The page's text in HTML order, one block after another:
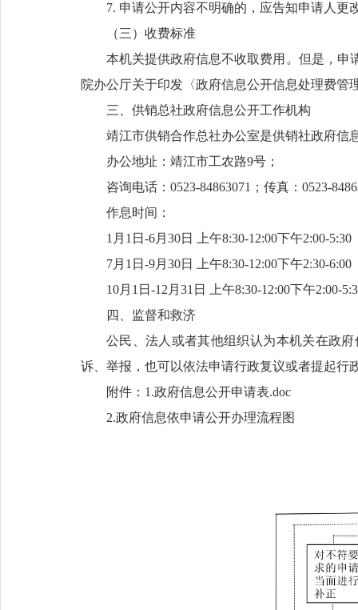
7. 申请公开内容不明确的，应告知申请人更
（三）收费标准
本机关提供政府信息不收取费用。但是，申
院办公厅关于印发〈政府信息公开信息处理费管
三、供销总社政府信息公开工作机构
靖江市供销合作总社办公室是供销社政府信
办公地址：靖江市工农路9号；
咨询电话：0523-84863071；传真：0523-
作息时间：
1月1日-6月30日 上午8:30-12:00下午2:00-5:30
7月1日-9月30日 上午8:30-12:00下午2:30-6:00
10月1日-12月31日 上午8:30-12:00下午2:00-
四、监督和救济
公民、法人或者其他组织认为本机关在政
诉、举报，也可以依法申请行政复议或者提起行
附件：1.政府信息公开申请表.doc
2.政府信息依申请公开办理流程图